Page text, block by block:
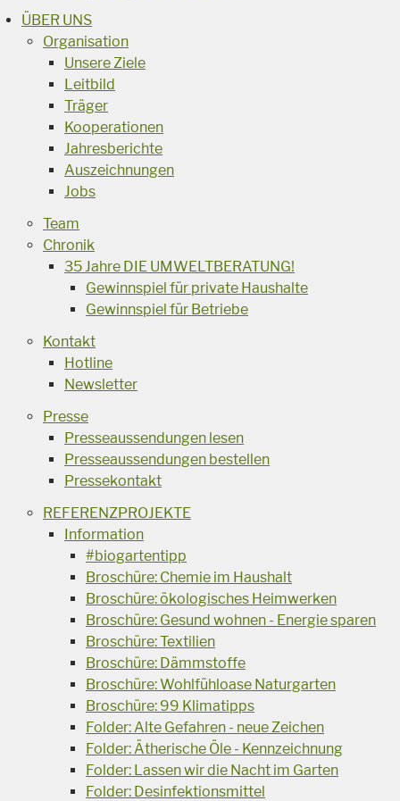
ÜBER UNS
Organisation
Unsere Ziele
Leitbild
Träger
Kooperationen
Jahresberichte
Auszeichnungen
Jobs
Team
Chronik
35 Jahre DIE UMWELTBERATUNG!
Gewinnspiel für private Haushalte
Gewinnspiel für Betriebe
Kontakt
Hotline
Newsletter
Presse
Presseaussendungen lesen
Presseaussendungen bestellen
Pressekontakt
REFERENZPROJEKTE
Information
#biogartentipp
Broschüre: Chemie im Haushalt
Broschüre: ökologisches Heimwerken
Broschüre: Gesund wohnen - Energie sparen
Broschüre: Textilien
Broschüre: Dämmstoffe
Broschüre: Wohlfühloase Naturgarten
Broschüre: 99 Klimatipps
Folder: Alte Gefahren - neue Zeichen
Folder: Ätherische Öle - Kennzeichnung
Folder: Lassen wir die Nacht im Garten
Folder: Desinfektionsmittel